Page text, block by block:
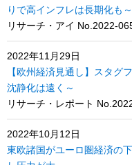
りで高インフレは長期化も～
リサーチ・アイ No.2022-
2022年11月29日
【欧州経済見通し】スタグ
沈静化は遠く～
リサーチ・レポート
2022年10月12日
東欧諸国がユーロ圏経済の